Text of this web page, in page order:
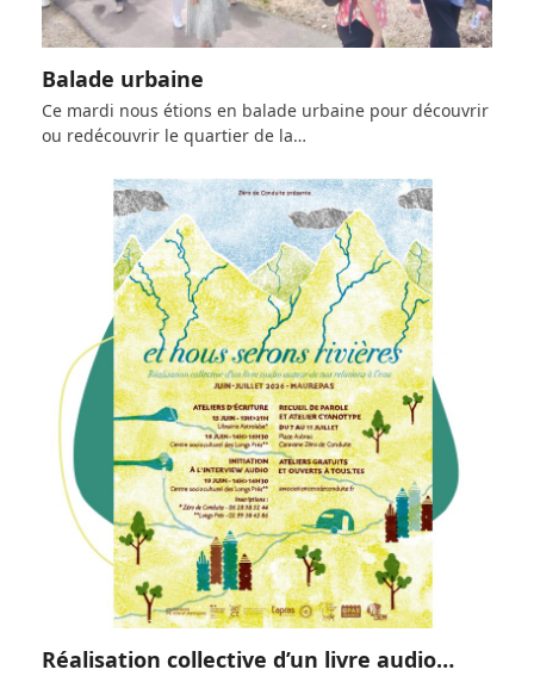
Balade urbaine
Ce mardi nous étions en balade urbaine pour découvrir
ou redécouvrir le quartier de la…
Réalisation collective d’un livre audio…